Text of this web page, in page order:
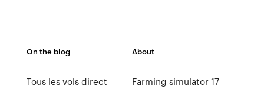
On the blog
Tous les vols direct
About
Farming simulator 17